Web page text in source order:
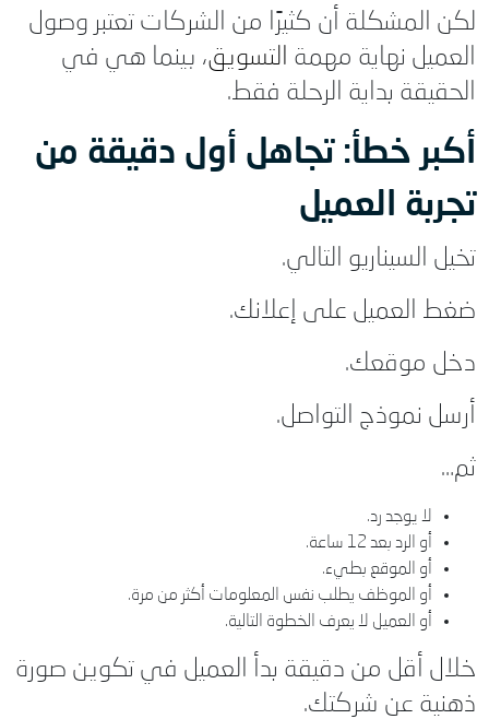
لكن المشكلة أن كثيرًا من الشركات تعتبر وصول
العميل نهاية مهمة التسويق، بينما هي في
الحقيقة بداية الرحلة فقط.
أكبر خطأ: تجاهل أول دقيقة من
تجربة العميل
تخيل السيناريو التالي.
ضغط العميل على إعلانك.
دخل موقعك.
أرسل نموذج التواصل.
ثم…
لا يوجد رد.
أو الرد بعد 12 ساعة.
أو الموقع بطيء.
أو الموظف يطلب نفس المعلومات أكثر من مرة.
أو العميل لا يعرف الخطوة التالية.
خلال أقل من دقيقة بدأ العميل في تكوين صورة
ذهنية عن شركتك.